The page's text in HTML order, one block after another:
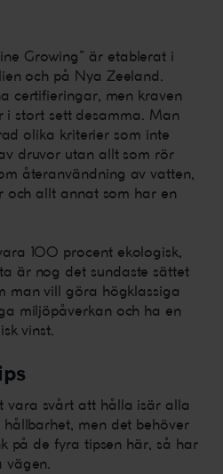
Growing” är etablerat i
och på Nya Zeeland.
certifieringar, men kraven
stort sett desamma. Man
olika kriterier som inte
druvor utan allt som rör
återanvändning av vatten,
och allt annat som har en
100 procent ekologisk,
är nog det sundaste sättet
man vill göra högklassiga
miljöpåverkan och ha en
vinst.
vara svårt att hålla isär alla
men det behöver
på de fyra tipsen här, så har
vägen.